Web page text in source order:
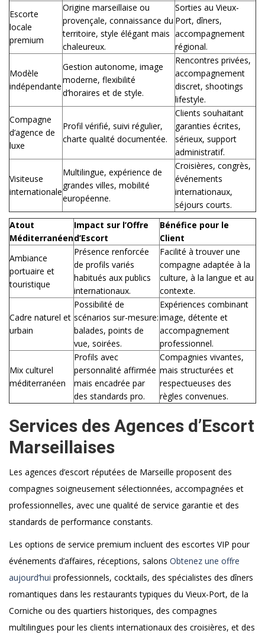
Escorte
locale
premium
Origine marseillaise ou
provençale, connaissance du
territoire, style élégant mais
chaleureux.
Sorties au Vieux-
Port, dîners,
accompagnement
régional.
Modèle
indépendante
Gestion autonome, image
moderne, flexibilité
d’horaires et de style.
Rencontres privées,
accompagnement
discret, shootings
lifestyle.
Compagne
d’agence de
luxe
Profil vérifié, suivi régulier,
charte qualité documentée.
Clients souhaitant
garanties écrites,
sérieux, support
administratif.
Visiteuse
internationale
Multilingue, expérience de
grandes villes, mobilité
européenne.
Croisières, congrès,
événements
internationaux,
séjours courts.
Atout
Méditerranéen
Impact sur l’Offre
d’Escort
Bénéfice pour le
Client
Ambiance
portuaire et
touristique
Présence renforcée
de profils variés
habitués aux publics
internationaux.
Facilité à trouver une
compagne adaptée à la
culture, à la langue et au
contexte.
Cadre naturel et
urbain
Possibilité de
scénarios sur-mesure:
balades, points de
vue, soirées.
Expériences combinant
image, détente et
accompagnement
professionnel.
Mix culturel
méditerranéen
Profils avec
personnalité affirmée
mais encadrée par
des standards pro.
Compagnies vivantes,
mais structurées et
respectueuses des
règles convenues.
Services des Agences d’Escort
Marseillaises
Les agences d’escort réputées de Marseille proposent des
compagnes soigneusement sélectionnées, accompagnées et
professionnelles, avec une qualité de service garantie et des
standards de performance constants.
Les options de service premium incluent des escortes VIP pour
événements d’affaires, réceptions, salons Obtenez une offre
aujourd’hui professionnels, cocktails, des spécialistes des dîners
romantiques dans les restaurants typiques du Vieux-Port, de la
Corniche ou des quartiers historiques, des compagnes
multilingues pour les clients internationaux des croisières, et des